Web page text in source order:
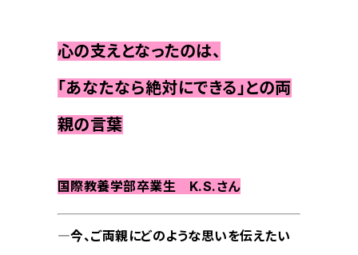
心の支えとなったのは、
「あなたなら絶対にできる」との両
親の言葉
国際教養学部卒業生 K.S.さん
―今、ご両親にどのような思いを伝えたい